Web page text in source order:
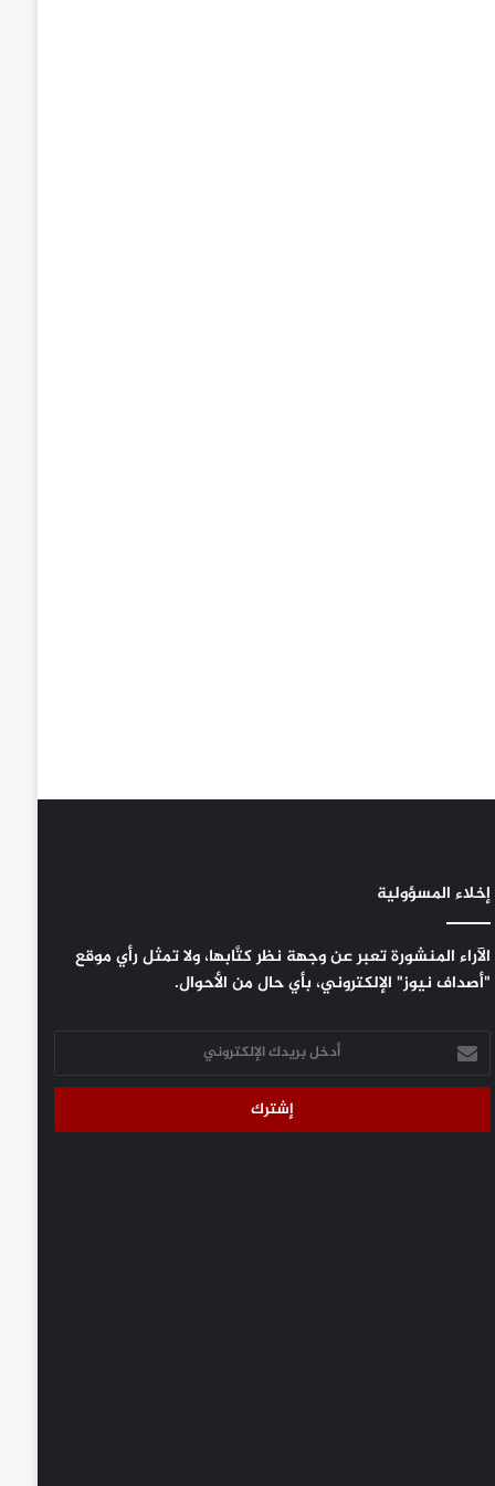
إخلاء المسؤولية
الآراء المنشورة تعبر عن وجهة نظر كتَّابها، ولا تمثل رأي موقع
"أصداف نيوز" الإلكتروني، بأي حال من الأحوال.
أدخل
بريدك
الإلكتروني